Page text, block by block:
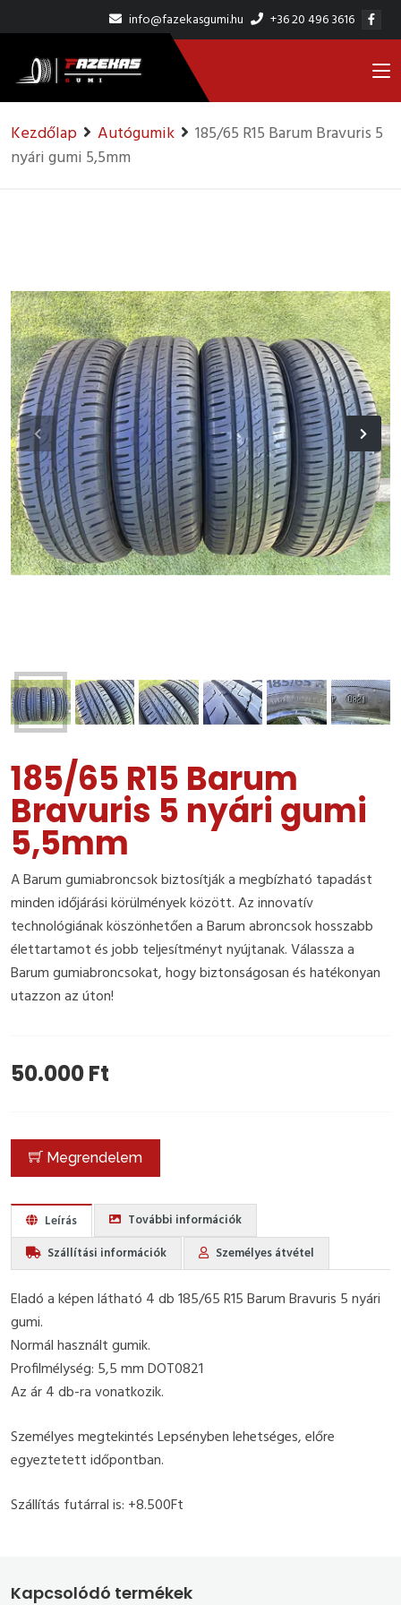
info@fazekasgumi.hu +36 20 496 3616
Kezdőlap Autógumik
185/65 R15 Barum Bravuris 5
nyári gumi 5,5mm
185/65 R15 Barum
Bravuris 5 nyári gumi
5,5mm
A Barum gumiabroncsok biztosítják a megbízható tapadást
minden időjárási körülmények között. Az innovatív
technológiának köszönhetően a Barum abroncsok hosszabb
élettartamot és jobb teljesítményt nyújtanak. Válassza a
Barum gumiabroncsokat, hogy biztonságosan és hatékonyan
utazzon az úton!
50.000 Ft
Megrendelem
Leírás
További információk
Szállítási információk
Személyes átvétel
Eladó a képen látható 4 db 185/65 R15 Barum Bravuris 5 nyári
gumi.
Normál használt gumik.
Profilmélység: 5,5 mm DOT0821
Az ár 4 db-ra vonatkozik.
Személyes megtekintés Lepsényben lehetséges, előre
egyeztetett időpontban.
Szállítás futárral is: +8.500Ft
Kapcsolódó termékek